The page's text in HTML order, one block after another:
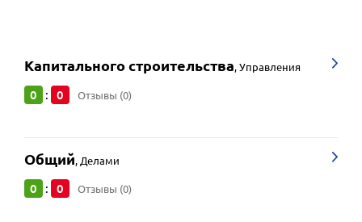
Капитального строительства,Управления
0 : 0 Отзывы (0)
Общий, Делами
0 : 0 Отзывы (0)